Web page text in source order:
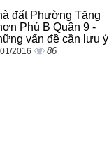
đất Phường Tăng
Phú B Quận 9 -
vấn đề cần lưu ý
2016 86